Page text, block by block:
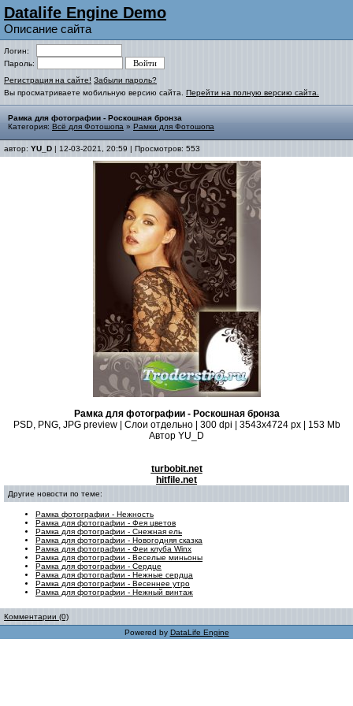
Datalife Engine Demo
Описание сайта
Логин:
Пароль:
Регистрация на сайте! Забыли пароль?
Вы просматриваете мобильную версию сайта. Перейти на полную версию сайта.
Рамка для фотографии - Роскошная бронза
Категория: Всё для Фотошопа » Рамки для Фотошопа
автор: YU_D | 12-03-2021, 20:59 | Просмотров: 553
Рамка для фотографии - Роскошная бронза
PSD, PNG, JPG preview | Слои отдельно | 300 dpi | 3543x4724 px | 153 Mb
Автор YU_D
turbobit.net
hitfile.net
Другие новости по теме:
Рамка фотографии - Нежность
Рамка для фотографии - Фея цветов
Рамка для фотографии - Снежная ель
Рамка для фотографии - Новогодняя сказка
Рамка для фотографии - Феи клуба Winx
Рамка для фотографии - Веселые миньоны
Рамка для фотографии - Сердце
Рамка для фотографии - Нежные сердца
Рамка для фотографии - Весеннее утро
Рамка для фотографии - Нежный винтаж
Комментарии (0)
Powered by DataLife Engine